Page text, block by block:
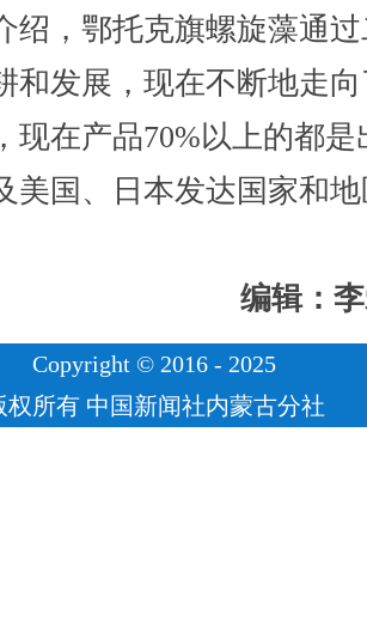
绍，鄂托克旗螺旋藻通
和发展，现在不断地走
现在产品70%以上的都是
美国、日本发达国家和
编辑：
Copyright © 2016 - 2025
权所有 中国新闻社内蒙古分社